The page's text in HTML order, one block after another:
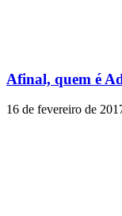
Afinal, quem é
16 de fevereiro de